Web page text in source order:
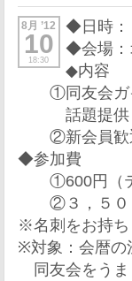
8月 ’12
10
18:30
◆日時：
◆会場：
◆内容
①同友会ガ
話題提供：
②新会員歓
◆参加費
①600円（テ
②３，５００
※名刺をお持ち
※対象：会暦の
同友会をうま